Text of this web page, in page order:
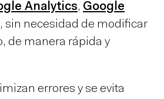
Analytics, Google
sin necesidad de modificar
de manera rápida y
errores y se evita